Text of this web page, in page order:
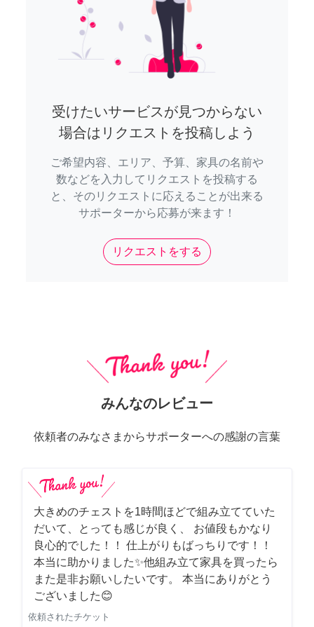
受けたいサービスが見つからない
場合はリクエストを投稿しよう
ご希望内容、エリア、予算、家具の名前や
数などを入力してリクエストを投稿する
と、そのリクエストに応えることが出来る
サポーターから応募が来ます！
リクエストをする
みんなのレビュー
依頼者のみなさまからサポーターへの感謝の言葉
大きめのチェストを1時間ほどで組み立てていた
だいて、とっても感じが良く、 お値段もかなり
良心的でした！！ 仕上がりもばっちりです！！
本当に助かりました✨他組み立て家具を買ったら
また是非お願いしたいです。 本当にありがとう
ございました😊
依頼されたチケット